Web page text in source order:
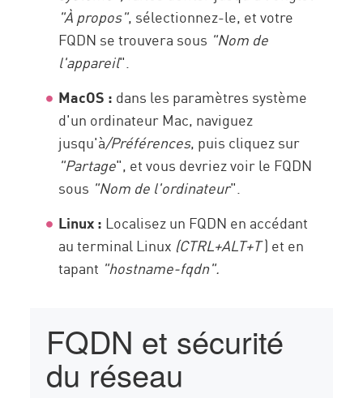
"À propos", sélectionnez-le, et votre
FQDN se trouvera sous "Nom de
l'appareil".
MacOS : dans les paramètres système
d'un ordinateur Mac, naviguez
jusqu'à/Préférences, puis cliquez sur
"Partage", et vous devriez voir le FQDN
sous "Nom de l'ordinateur".
Linux : Localisez un FQDN en accédant
au terminal Linux (CTRL+ALT+T) et en
tapant "hostname-fqdn".
FQDN et sécurité
du réseau